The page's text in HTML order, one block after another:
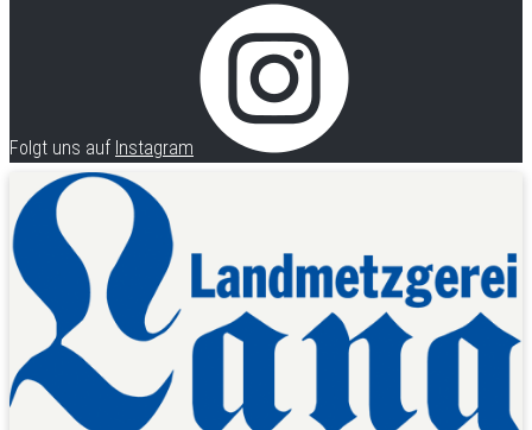
Folgt uns auf Instagram